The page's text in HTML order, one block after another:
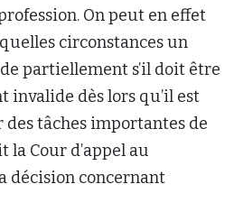
On peut en effet
circonstances un
partiellement s’il doit être
invalide dès lors qu’il est
des tâches importantes de
la Cour d’appel au
décision concernant